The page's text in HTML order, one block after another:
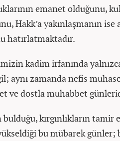
emanet olduğunu,
Hakk’a yakınlaşmanın
hatırlatmaktadır.
kadim irfanında
aynı zamanda nefis
ve dostla muhabbet
bulduğu, kırgınlıkların
bu mübarek